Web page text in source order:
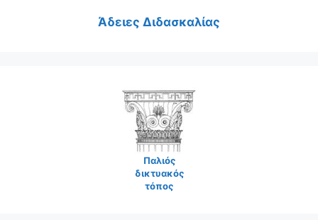
Άδειες Διδασκαλίας
Παλιός
δικτυακός
τόπος